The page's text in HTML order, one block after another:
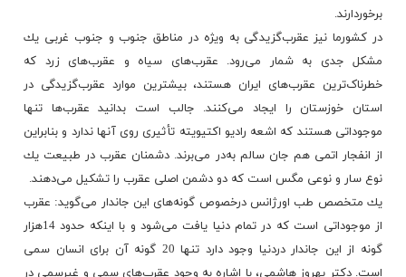
برخوردارند.
در كشورما نیز عقرب‌گزیدگی به ویژه در مناطق جنوب و جنوب غربی یك
مشكل جدی به شمار می‌رود. عقرب‌های سیاه و عقرب‌های زرد که
خطرناک‌ترین عقرب‌های ایران هستند، بیشترین موارد عقرب‌گزیدگی در
استان خوزستان را ایجاد می‌کنند. جالب است بدانید عقرب‌ها تنها
موجوداتی هستند که اشعه رادیو اکتیویته تأثیری روی آنها ندارد و بنابراین
از انفجار اتمی هم جان سالم به‌در می‌برند. دشمنان عقرب در طبیعت یك
نوع سار و نوعی مگس است كه دو دشمن اصلی عقرب را تشكیل می‌دهند.
یك متخصص طب اورژانس درخصوص گونه‌های این جاندار می‌گوید: عقرب
از موجوداتی است كه در تمام دنیا یافت می‌شود و با اینكه حدود 14هزار
گونه از این جاندار دردنیا وجود دارد تنها 20 گونه آن برای انسان سمی
است. دكتر بهروز ‌هاشمی، با اشاره به وجود عقرب‌های سمی و غیرسمی در